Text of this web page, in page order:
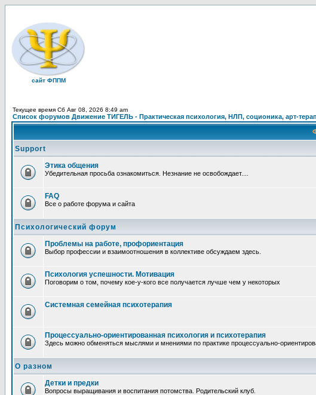
сайт ФППМ
Текущее время Сб Авг 08, 2026 8:49 am
Список форумов Движение ТИГЕЛЬ - Практическая психология, НЛП, соционика, арт-
Support
Этика общения
Убедительная просьба ознакомиться. Незнание не освобождает....
FAQ
Все о работе форума и сайта
Психологический форум
Проблемы на работе, профориентация
Выбор профессии и взаимоотношения в коллективе обсуждаем здесь.
Психология успешности. Мотивация
Поговорим о том, почему кое-у-кого все получается лучше чем у некоторых
Системная семейная психотерапия
Процессуально-ориентированная психология и психотерапия
Здесь можно обменяться мыслями и мнениями по практике процессуально-
О разном
Детки и предки
Вопросы выращивания и воспитания потомства. Родительский клуб.